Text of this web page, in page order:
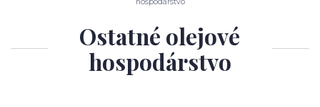
hospodárstvo
Ostatné olejové
hospodárstvo